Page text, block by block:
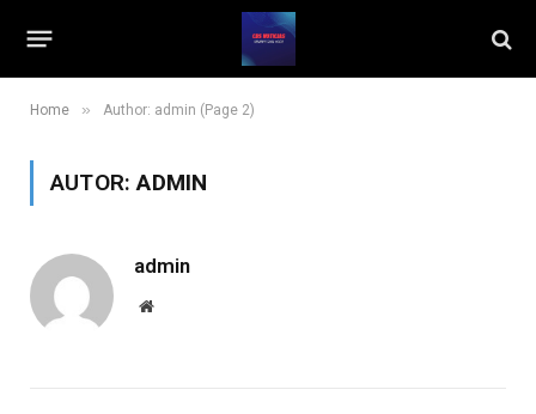
Home » Author: admin (Page 2)
AUTOR:ADMIN
admin
Website